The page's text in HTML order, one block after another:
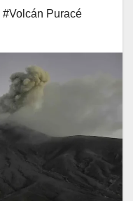
#Volcán Puracé